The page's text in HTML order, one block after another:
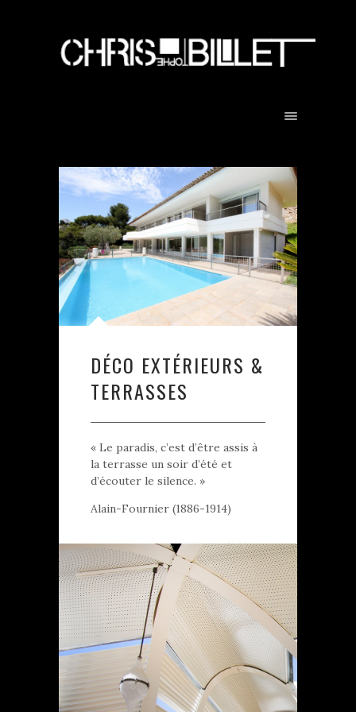
1500 X 1000
DÉCO EXTÉRIEURS &
TERRASSES
« Le paradis, c’est d’être assis à
la terrasse un soir d’été et
d’écouter le silence. »
Alain-Fournier (1886-1914)
URBANISME AIX
1500 X 1000